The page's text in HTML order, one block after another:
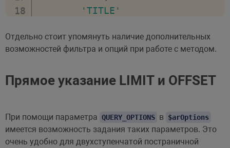
'TITLE'
);
var_dump($entity);
Отдельно стоит упомянуть наличие дополнительных
возможностей фильтра и опций при работе с методом.
Прямое указание LIMIT и OFFSET
При помощи параметра QUERY_OPTIONS в $arOptions
имеется возможность задания таких параметров. Это
очень удобно для двухступенчатой постраничной